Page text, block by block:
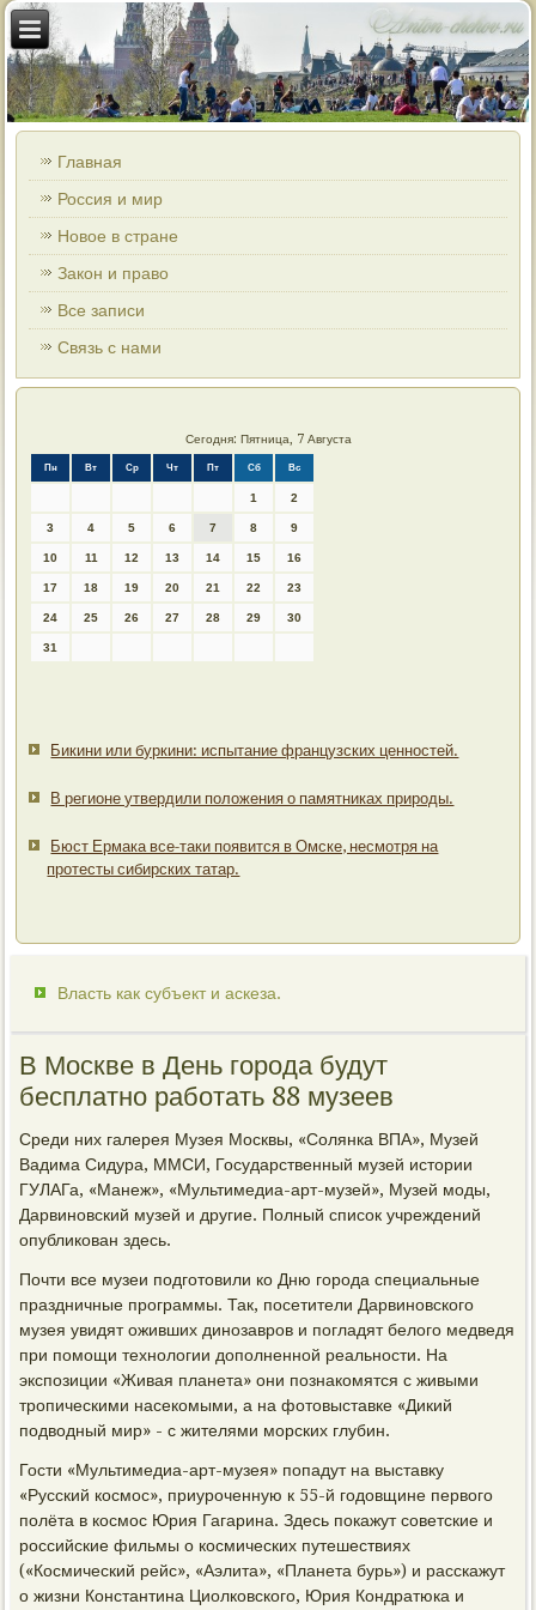
Главная
Россия и мир
Новое в стране
Закон и право
Все записи
Связь с нами
Сегодня: Пятница, 7 Августа
Пн Вт Ср Чт Пт Сб Вс
1 2
3 4 5 6 7 8 9
10 11 12 13 14 15 16
17 18 19 20 21 22 23
24 25 26 27 28 29 30
31
Бикини или буркини: испытание французских ценностей.
В регионе утвердили положения о памятниках природы.
Бюст Ермака все-таки появится в Омске, несмотря на
протесты сибирских татар.
Власть как субъект и аскеза.
В Москве в День города будут
бесплатно работать 88 музеев
Среди них галерея Музея Москвы, «Солянка ВПА», Музей
Вадима Сидура, ММСИ, Государственный музей истории
ГУЛАГа, «Манеж», «Мультимедиа-арт-музей», Музей моды,
Дарвиновский музей и другие. Полный список учреждений
опубликован здесь.
Почти все музеи подготовили ко Дню города специальные
праздничные программы. Так, посетители Дарвиновского
музея увидят оживших динозавров и погладят белого медведя
при помощи технологии дополненной реальности. На
экспозиции «Живая планета» они познакомятся с живыми
тропическими насекомыми, а на фотовыставке «Дикий
подводный мир» - с жителями морских глубин.
Гости «Мультимедиа-арт-музея» попадут на выставку
«Русский космос», приуроченную к 55-й годовщине первого
полёта в космос Юрия Гагарина. Здесь покажут советские и
российские фильмы о космических путешествиях
(«Космический рейс», «Аэлита», «Планета бурь») и расскажут
о жизни Константина Циолковского, Юрия Кондратюка и